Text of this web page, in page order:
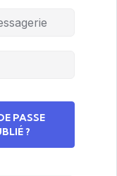
PASSE
?